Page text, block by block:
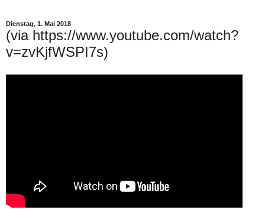
Dienstag, 1. Mai 2018
(via https://www.youtube.com/watch?
v=zvKjfWSPI7s)